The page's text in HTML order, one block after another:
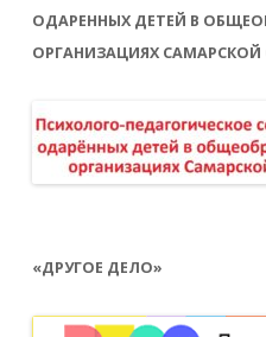
ОДАРЕННЫХ ДЕТЕЙ В
ОРГАНИЗАЦИЯХ
«ДРУГОЕ ДЕЛО»